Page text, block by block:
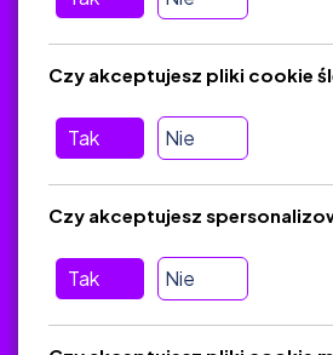
Jak zostać autorem
FAQ
wiadomość nie trafiła do folderu SPAM)
Tak Nie
Czy akceptujesz pliki cookie
Tak Nie
Czy akceptujesz